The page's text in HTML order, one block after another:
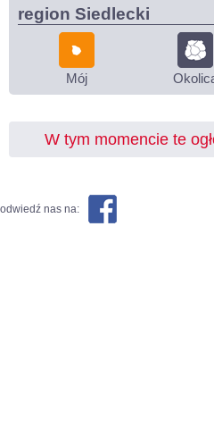
region Siedlecki
Mój
W tym momencie te
odwiedź nas na: